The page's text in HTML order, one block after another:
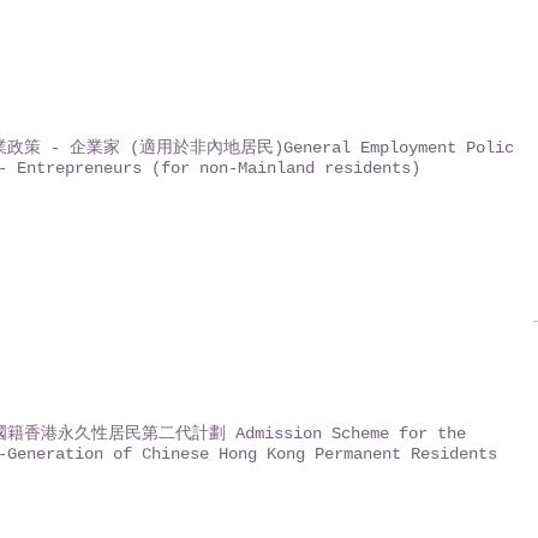
政策 - 企業家 (適用於非內地居民)General Employment Policy
Entrepreneurs (for non-Mainland residents)
籍香港永久性居民第二代計劃 Admission Scheme for the
Generation of Chinese Hong Kong Permanent Residents